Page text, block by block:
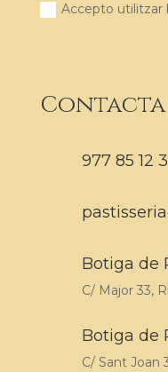
Accepto utilitzar
977 85 12
Botiga de
C/ Major 33,
Botiga de
C/ Sant Joan